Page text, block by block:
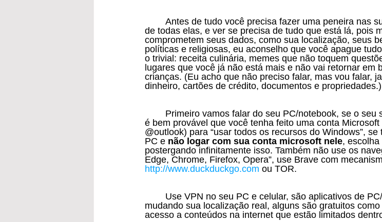
de todas elas, e ver se precisa de tudo que está lá, pois
comprometem seus dados, como sua localização, seus
políticas e religiosas, eu aconselho que você apague
o trivial: receita culinária, memes que não toquem
lugares que você já não está mais e não vai retornar em
crianças. (Eu acho que não preciso falar, mas vou falar,
dinheiro, cartões de crédito, documentos e propriedades.)
é bem provável que você tenha feito uma conta
@outlook) para “usar todos os recursos do Windows”,
PC e não logar com sua conta microsoft nele,
postergando infinitamente isso. Também não use os
Edge, Chrome, Firefox, Opera”, use Brave com
http://www.duckduckgo.com ou TOR.
mudando sua localização real, alguns são gratuitos
acesso a conteúdos na internet que estão limitados